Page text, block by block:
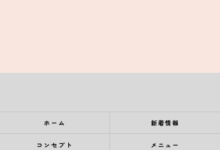
ホーム 新着情報
コンセプト メニュー